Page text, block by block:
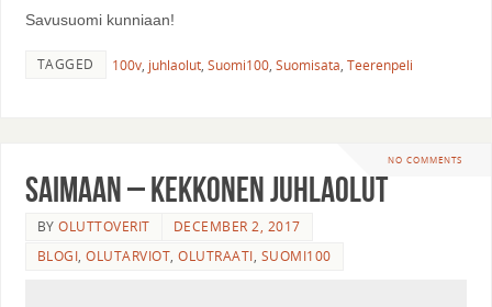
Savusuomi kunniaan!
TAGGED 100v, juhlaolut, Suomi100, Suomisata, Teerenpeli
NO COMMENTS
Saimaan – Kekkonen Juhlaolut
BYOLUTTOVERIT
DECEMBER 2, 2017
BLOGI,OLUTARVIOT,OLUTRAATI, SUOMI100